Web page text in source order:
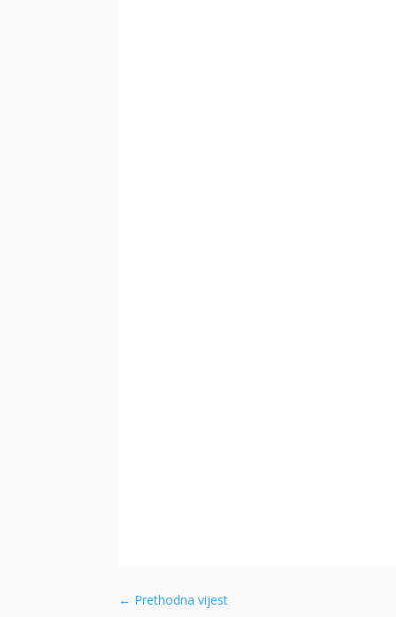
← Prethodna vijest